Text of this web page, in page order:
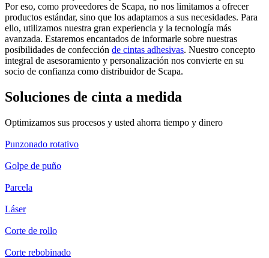
Por eso, como proveedores de Scapa, no nos limitamos a ofrecer
productos estándar, sino que los adaptamos a sus necesidades. Para
ello, utilizamos nuestra gran experiencia y la tecnología más
avanzada. Estaremos encantados de informarle sobre nuestras
posibilidades de confección de cintas adhesivas. Nuestro concepto
integral de asesoramiento y personalización nos convierte en su
socio de confianza como distribuidor de Scapa.
Soluciones de cinta a medida
Optimizamos sus procesos y usted ahorra tiempo y dinero
Punzonado rotativo
Golpe de puño
Parcela
Láser
Corte de rollo
Corte rebobinado